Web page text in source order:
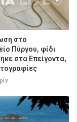
στο
Πύργου, φίδι
στα Επείγοντα,